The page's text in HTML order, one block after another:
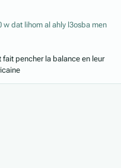
dat lihom al ahly l3osba men
fait pencher la balance en leur